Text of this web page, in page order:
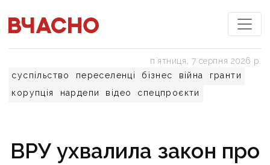
суспільство переселенці бізнес війна
гранти
корупція
нардепи відео спецпроєкти
пʼятниця, 7 серпня 2026 р.
ВРУ ухвалила закон про